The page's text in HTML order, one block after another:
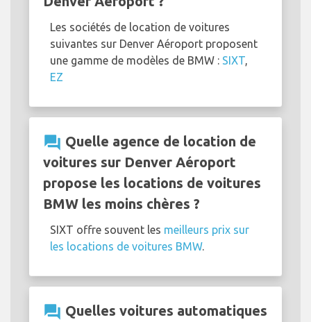
Les sociétés de location de voitures
suivantes sur Denver Aéroport proposent
une gamme de modèles de BMW : SIXT,
EZ
question_answer Quelle agence de location de
voitures sur Denver Aéroport
propose les locations de voitures
BMW les moins chères ?
SIXT offre souvent les meilleurs prix sur
les locations de voitures BMW.
question_answer Quelles voitures automatiques